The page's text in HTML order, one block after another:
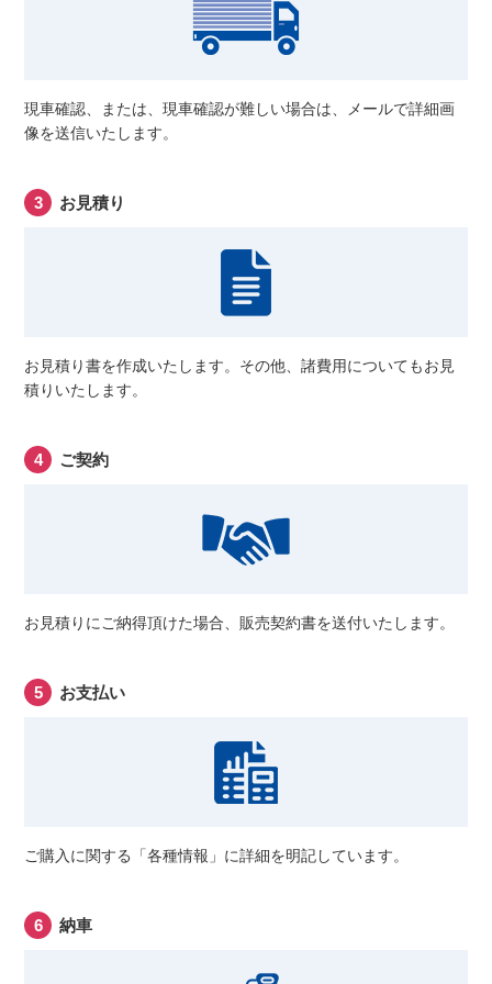
現車確認、または、現車確認が難しい場合は、メールで詳細画
像を送信いたします。
お見積り
お見積り書を作成いたします。その他、諸費用についてもお見
積りいたします。
ご契約
お見積りにご納得頂けた場合、販売契約書を送付いたします。
お支払い
ご購入に関する「各種情報」に詳細を明記しています。
納車